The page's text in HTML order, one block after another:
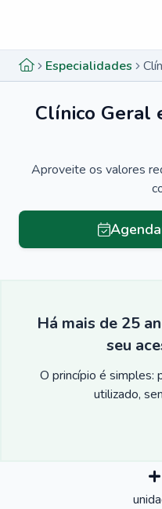
Especialidades
Clínico Geral
Aproveite os valores
Há mais de 25
seu
O princípio é simples:
utilizado,